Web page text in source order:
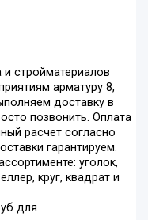
стройматериалов
арматуру 8,
доставку в
позвонить. Оплата
расчет согласно
гарантируем.
уголок,
круг, квадрат и
для